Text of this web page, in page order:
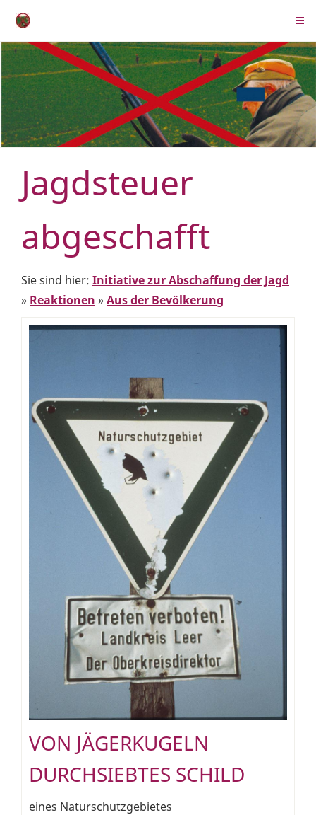
Jagdsteuer
abgeschafft
Sie sind hier: Initiative zur Abschaffung der Jagd
» Reaktionen »Aus der Bevölkerung
VON JÄGERKUGELN
DURCHSIEBTES SCHILD
eines Naturschutzgebietes